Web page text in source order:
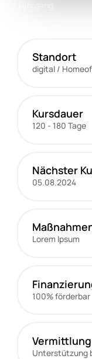
Standort
digital /
Kursdauer
120 - 180 Tage
Nächster
05.08.2024
Lorem Ipsum
100% förderbar
Vermittlung
Unterstützung